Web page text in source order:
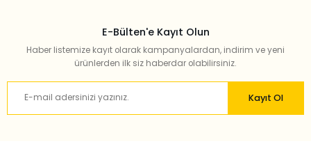
E-Bülten'e Kayıt Olun
Haber listemize kayıt olarak kampanyalardan, indirim ve yeni
ürünlerden ilk siz haberdar olabilirsiniz.
Kayıt Ol